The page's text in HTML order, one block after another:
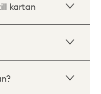
kartan